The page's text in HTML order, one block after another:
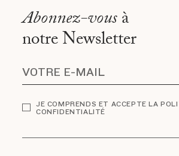
Abonnez-vousà
notre Newsletter
JE COMPRENDS ET ACCEPTE LA
CONFIDENTIALITÉ